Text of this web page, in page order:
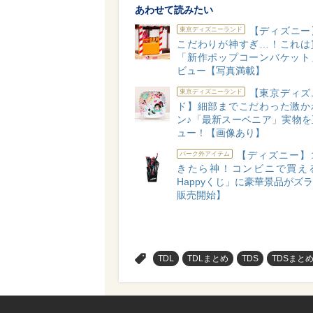
あわせて読みたい
東京ディズニーランド
【ディズニ
こだわりが神すぎ…！これは
「新作ポップコーンバケッ
ビュー【写真満載】
東京ディズニーランド
【東京ディ
ド】細部までこだわった激
ン♪「最新スーベニア」実物
ュー！【画像あり】
パーク外アイテム
【ディズニー
きたら神！コンビニで買え
Happyくじ」に豪華景品がズ
販売開始】
TDL TDLまとめ TDS TDSまとめ